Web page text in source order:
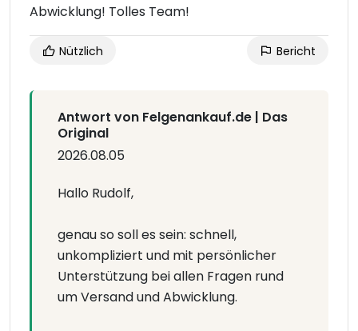
Abwicklung! Tolles Team!
Nützlich Bericht
Antwort von Felgenankauf.de | Das
Original
2026.08.05
Hallo Rudolf,
genau so soll es sein: schnell,
unkompliziert und mit persönlicher
Unterstützung bei allen Fragen rund
um Versand und Abwicklung.